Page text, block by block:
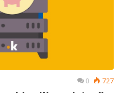
0 727